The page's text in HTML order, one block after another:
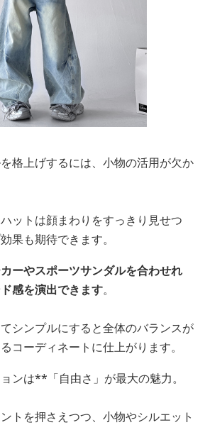
格上げするには、小物の活用が欠か
ットは顔まわりをすっきり見せつ
果も期待できます。
ーやスポーツサンダルを合わせれ
感を演出できます。
シンプルにすると全体のバランスが
コーディネートに仕上がります。
ンは**「自由さ」が最大の魅力。
トを押さえつつ、小物やシルエット